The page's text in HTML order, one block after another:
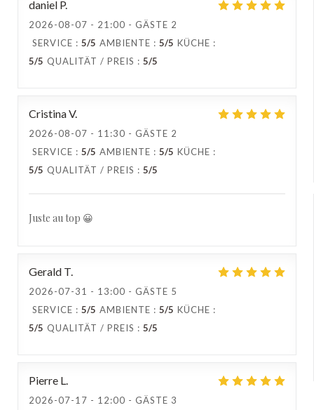
daniel P
2026-08-07 - 21:00 - GÄSTE 2
SERVICE : 5/5 AMBIENTE : 5/5 KÜCHE :
5/5 QUALITÄT / PREIS : 5/5
CristinaV
2026-08-07 - 11:30 - GÄSTE 2
SERVICE : 5/5 AMBIENTE : 5/5 KÜCHE :
5/5 QUALITÄT / PREIS : 5/5
Juste au top 😀
Gerald T
2026-07-31 - 13:00 - GÄSTE 5
SERVICE : 5/5 AMBIENTE : 5/5 KÜCHE :
5/5 QUALITÄT / PREIS : 5/5
Pierre L
2026-07-17 - 12:00 - GÄSTE 3